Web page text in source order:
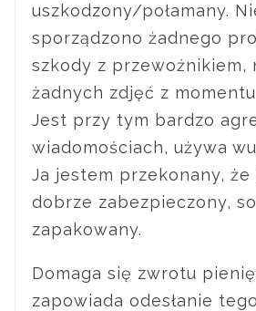
uszkodzony/połamany.
sporządzono żadnego
szkody z przewoźnikiem,
żadnych zdjęć z
Jest przy tym bardzo
wiadomościach, używa
Ja jestem przekonany, że
dobrze zabezpieczony,
zapakowany.
Domaga się zwrotu
zapowiada odesłanie tego